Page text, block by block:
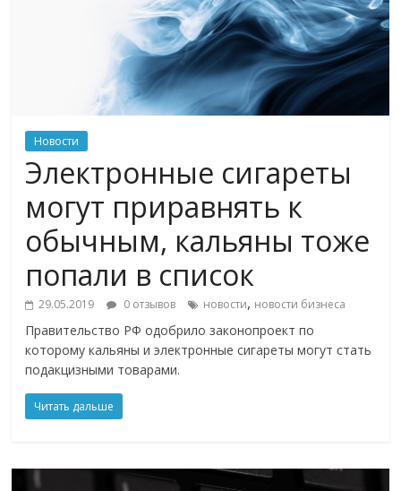
Новости
Электронные сигареты
могут приравнять к
обычным, кальяны тоже
попали в список
29.05.2019 0 отзывов новости, новости бизнеса
Правительство РФ одобрило законопроект по
которому кальяны и электронные сигареты могут стать
подакцизными товарами.
Читать дальше